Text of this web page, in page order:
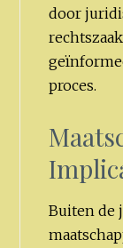
door
proces.
Buiten de